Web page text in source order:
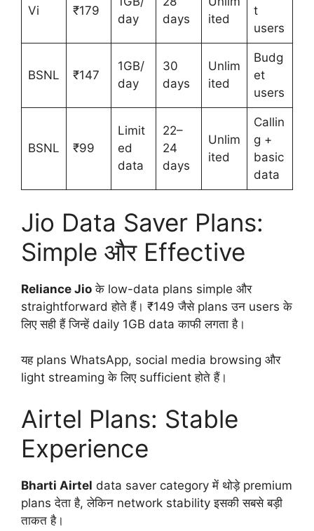
Vi ₹179
day
days
ited
t
users
BSNL ₹147
1GB/
day
30
days
Unlim
ited
Budg
et
users
BSNL ₹99
Limit
ed
data
22–
24
days
Unlim
ited
Callin
g +
basic
data
Jio Data Saver Plans:
Simple और Effective
Reliance Jio के low-data plans simple और
straightforward होते हैं। ₹149 जैसे plans उन users के
लिए सही हैं जिन्हें daily 1GB data काफी लगता है।
यह plans WhatsApp, social media browsing और
light streaming के लिए sufficient होते हैं।
Airtel Plans: Stable
Experience
Bharti Airtel data saver category में थोड़े premium
plans देता है, लेकिन network stability इसकी सबसे बड़ी
ताकत है।